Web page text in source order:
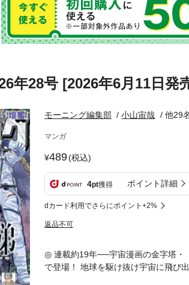
年28号 [2026年6月11日発
モーニング編集部 小山宙哉 他29
マンガ
489(税込)
4pt獲得 ポイント詳細
dカード利用でさらにポイント+2%
返品不可
◎ 連載約19年──宇宙漫画の金字塔・
で登場！ 地球を駆け抜け宇宙に飛び
編」、いよいよ最終回！ 単行本は、